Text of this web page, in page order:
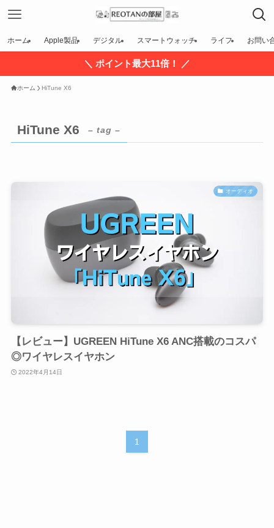
ホーム Apple製品 デジタル スマートウォッチ ライフ お問い
＼ ポイント最大11倍！ ／
ホーム HiTune X6
HiTune X6 – tag –
オーディオ
【レビュー】UGREEN HiTune X6 ANC搭載のコスパ
◎ワイヤレスイヤホン
2022年4月14日
1